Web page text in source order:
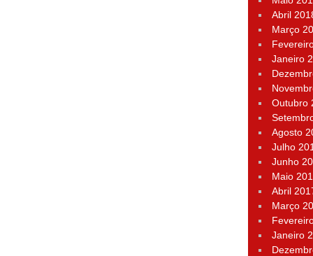
Abril
Março
Janeiro
Outubro
Agosto
Julho
Junho
Maio
Abril
Março
Janeiro